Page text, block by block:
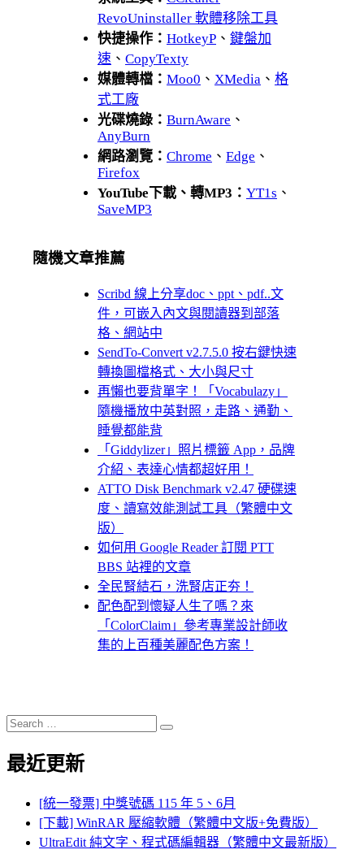
RevoUninstaller 軟體移除工具
快捷操作： HotkeyP 、 鍵盤加
速 、 CopyTexty
媒體轉檔： Moo0 、 XMedia 、 格
式工廠
光碟燒錄： BurnAware 、
AnyBurn
網路瀏覽： Chrome 、 Edge 、
Firefox
YouTube下載、轉MP3： YT1s 、
SaveMP3
隨機文章推薦
Scribd 線上分享doc、ppt、pdf..文
件，可嵌入內文與閱讀器到部落
格、網站中
SendTo-Convert v2.7.5.0 按右鍵快速
轉換圖檔格式、大小與尺寸
再懶也要背單字！「Vocabulazy」
隨機播放中英對照，走路、通勤、
睡覺都能背
「Giddylizer」照片標籤 App，品牌
介紹、表達心情都超好用！
ATTO Disk Benchmark v2.47 硬碟速
度、讀寫效能測試工具（繁體中文
版）
如何用 Google Reader 訂閱 PTT
BBS 站裡的文章
全民腎結石，洗腎店正夯！
配色配到懷疑人生了嗎？來
「ColorClaim」參考專業設計師收
集的上百種美麗配色方案！
Search
for:
Search
最近更新
[統一發票] 中獎號碼 115 年 5、6月
[下載] WinRAR 壓縮軟體（繁體中文版+免費版）
UltraEdit 純文字、程式碼編輯器（繁體中文最新版）